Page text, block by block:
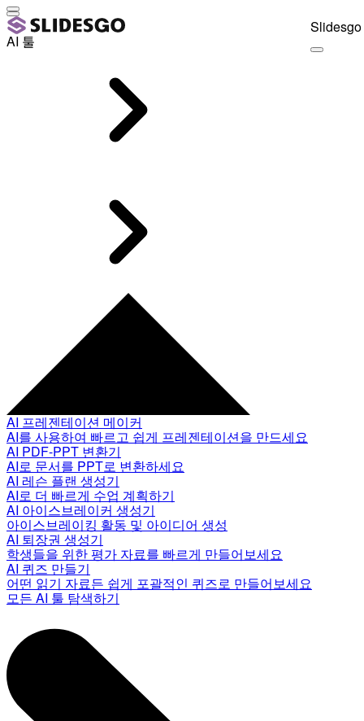
AI 툴
AI 프레젠테이션 메이커
AI를 사용하여 빠르고 쉽게 프레젠테이션을 만드세요
AI PDF-PPT 변환기
AI로 문서를 PPT로 변환하세요
AI 레슨 플랜 생성기
AI로 더 빠르게 수업 계획하기
AI 아이스브레이커 생성기
아이스브레이킹 활동 및 아이디어 생성
AI 퇴장권 생성기
학생들을 위한 평가 자료를 빠르게 만들어보세요
AI 퀴즈 만들기
어떤 읽기 자료든 쉽게 포괄적인 퀴즈로 만들어보세요
모든 AI 툴 탐색하기